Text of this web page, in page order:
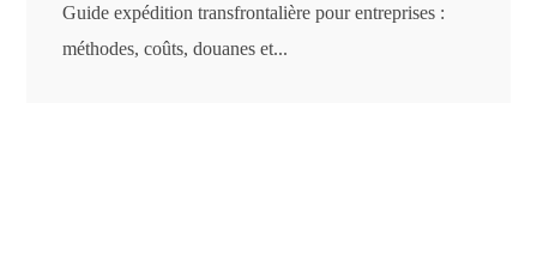
Guide expédition transfrontalière pour entreprises :
méthodes, coûts, douanes et...